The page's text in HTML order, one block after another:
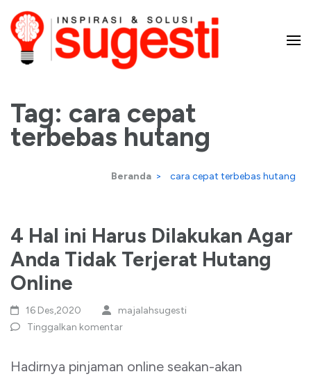
Lompat
ke
konten
Enter)
dan Solusi
Tag: cara cepat
terbebas hutang
Beranda > cara cepat terbebas hutang
4 Hal ini Harus Dilakukan Agar
Anda Tidak Terjerat Hutang
Online
16 Des,2020
majalahsugesti
Tinggalkan komentar
Hadirnya pinjaman online seakan-akan